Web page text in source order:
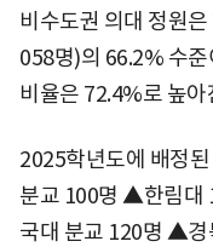
비수도권 의대 정원
058명)의 66.2% 수
비율은 72.4%로 높아
2025학년도에 배정
분교 100명 ▲한림
국대 분교 120명 ▲